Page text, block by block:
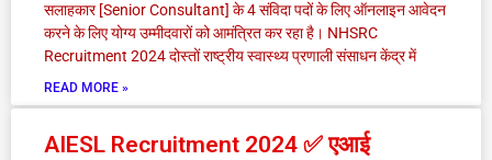
सलाहकार [Senior Consultant] के 4 संविदा पदों के लिए ऑनलाइन आवेदन
करने के लिए योग्य उम्मीदवारों को आमंत्रित कर रहा है। NHSRC
Recruitment 2024 दोस्तों राष्ट्रीय स्वास्थ्य प्रणाली संसाधन केंद्र में
READ MORE »
AIESL Recruitment 2024 ✅ एआई